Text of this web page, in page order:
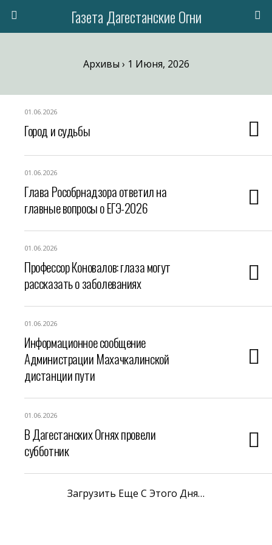
Газета Дагестанские Огни
Архивы › 1 Июня, 2026
01.06.2026
Город и судьбы
01.06.2026
Глава Рособрнадзора ответил на
главные вопросы о ЕГЭ-2026
01.06.2026
Профессор Коновалов: глаза могут
рассказать о заболеваниях
01.06.2026
Информационное сообщение
Администрации Махачкалинской
дистанции пути
01.06.2026
В Дагестанских Огнях провели
субботник
Загрузить Еще С Этого Дня…